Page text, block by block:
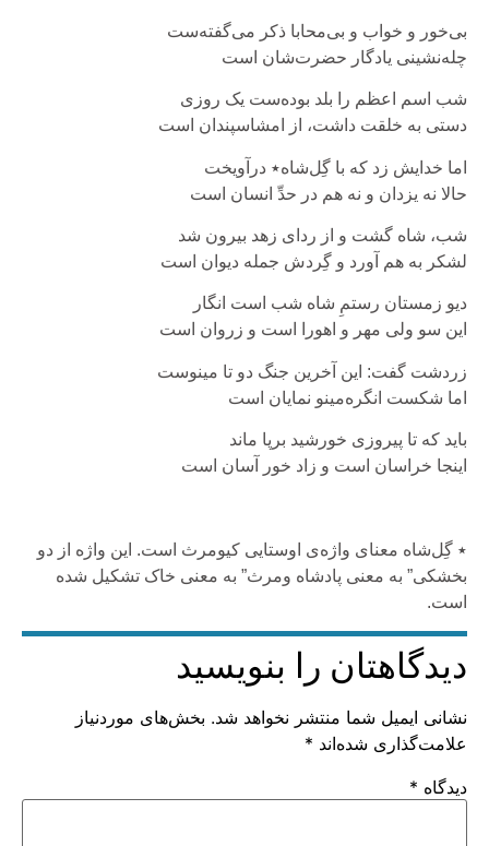
بی‌خور و خواب و بی‌محابا ذکر می‌گفته‌ست
چله‌نشینی یادگار حضرت‌شان است
شب اسم اعظم را بلد بوده‌ست یک روزی
دستی به خلقت داشت، از امشاسپندان است
اما خدایش زد که با گِل‌شاه٭ درآویخت
حالا نه یزدان و نه هم در حدِّ انسان است
شب، شاه گشت و از ردای زهد بیرون شد
لشکر به هم آورد و گِردش جمله دیوان است
دیو زمستان رستمِ شاه شب است انگار
این سو ولی مهر و اهورا است و زروان است
زردشت گفت: این آخرین جنگ دو تا مینوست
اما شکست انگره‌مینو نمایان است
باید که تا پیروزی خورشید برپا ماند
اینجا خراسان است و زاد خور آسان است
٭ گِل‌شاه معنای واژه‌ی اوستایی کیومرث است. این واژه از دو
بخشکی” به معنی پادشاه ومرث” به معنی خاک تشکیل شده
است.‎
دیدگاهتان را بنویسید
نشانی ایمیل شما منتشر نخواهد شد. بخش‌های موردنیاز
علامت‌گذاری شده‌اند *
دیدگاه *